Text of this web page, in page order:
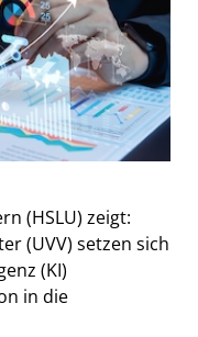
(HSLU) zeigt:
(UVV) setzen sich
(KI)
in die